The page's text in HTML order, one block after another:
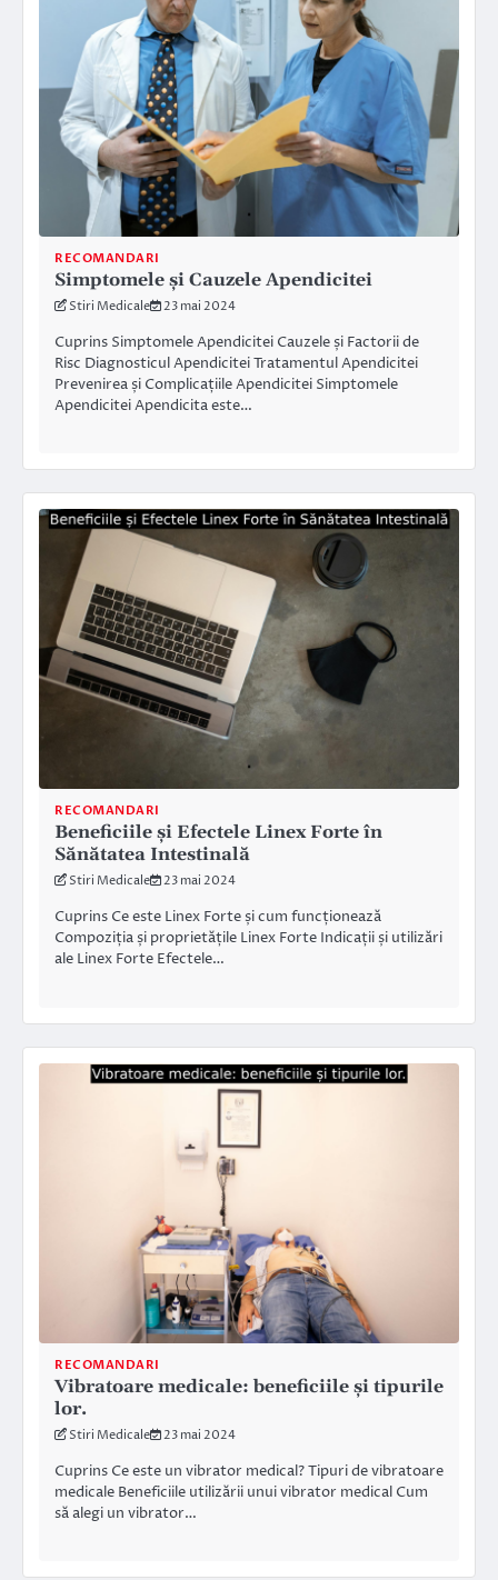
RECOMANDARI
Simptomele și Cauzele Apendicitei
Stiri Medicale 23 mai 2024
Cuprins Simptomele Apendicitei Cauzele și Factorii de
Risc Diagnosticul Apendicitei Tratamentul Apendicitei
Prevenirea și Complicațiile Apendicitei Simptomele
Apendicitei Apendicita este…
RECOMANDARI
Beneficiile și Efectele Linex Forte în
Sănătatea Intestinală
Stiri Medicale 23 mai 2024
Cuprins Ce este Linex Forte și cum funcționează
Compoziția și proprietățile Linex Forte Indicații și utilizări
ale Linex Forte Efectele…
RECOMANDARI
Vibratoare medicale: beneficiile și tipurile
lor.
Stiri Medicale 23 mai 2024
Cuprins Ce este un vibrator medical? Tipuri de vibratoare
medicale Beneficiile utilizării unui vibrator medical Cum
să alegi un vibrator…